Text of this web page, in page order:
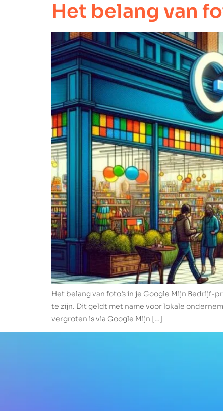
Het belang van
Het belang van foto’s in je Google Mijn
te zijn. Dit geldt met name voor lokale
vergroten is via Google Mijn […]